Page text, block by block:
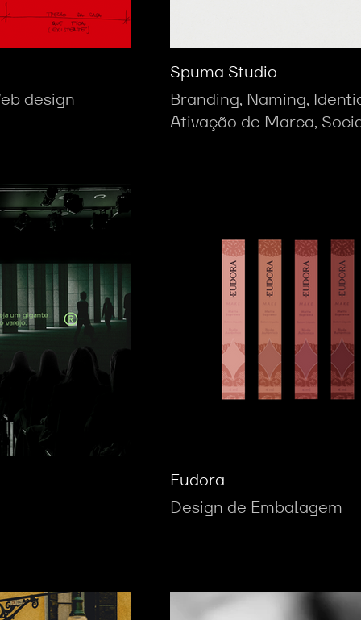
design
Spuma Studio
Branding, Naming,
Ativação de Marca,
Eudora
Design de Embalagem